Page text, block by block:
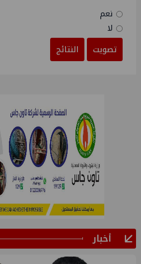
نعم
لا
تصويت
النتائج
أخبار